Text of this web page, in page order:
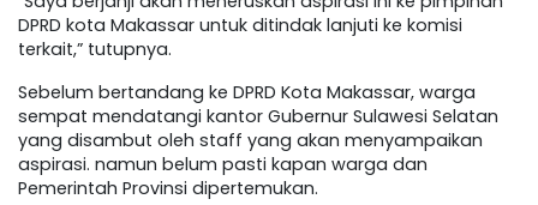
DPRD kota Makassar untuk ditindak lanjuti ke komisi
terkait,” tutupnya.
Sebelum bertandang ke DPRD Kota Makassar, warga
sempat mendatangi kantor Gubernur Sulawesi Selatan
yang disambut oleh staff yang akan menyampaikan
aspirasi. namun belum pasti kapan warga dan
Pemerintah Provinsi dipertemukan.